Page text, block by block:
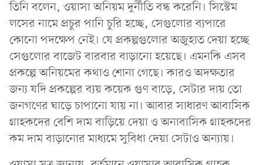
তিনি বলেন, ওয়াসা অনিয়ম দুর্নীতি বন্ধ করেনি। সিস্টেম
লসের নামে প্রচুর পানি চুরি হচ্ছে, সেগুলোর ব্যপারে
কোনো পদক্ষেপ নেই। যে প্রকল্পগুলোর অজুহাত দেয়া হচ্ছে
সেগুলোর বাজেট বারবার বাড়ানো হয়েছে। এমনকি এসব
প্রকল্পে অনিয়মের কথাও শোনা গেছে। কারও অদক্ষতার
জন্য যদি প্রকল্পের ব্যয় কয়েক গুণ বাড়ে, সেটার দায় তো
জনগণের ঘাড়ে চাপানো যায় না। আবার সাধারণ আবাসিক
গ্রাহকদের বেশি দাম বাড়িয়ে দেয়া ও অনাবাসিক গ্রাহকদের
কম দাম বাড়ানোর মাধ্যমে সুবিধা দেয়া সেটাও অন্যায়।